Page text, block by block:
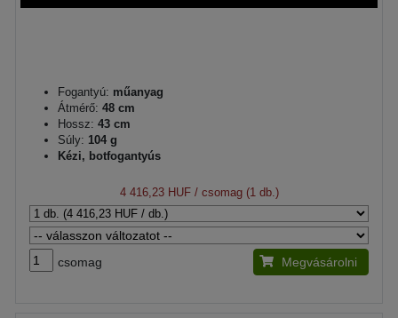
Fogantyú: műanyag
Átmérő: 48 cm
Hossz: 43 cm
Súly: 104 g
Kézi, botfogantyús
4 416,23 HUF/ csomag (1 db.)
csomag Megvásárolni